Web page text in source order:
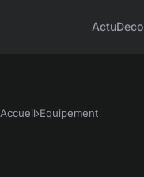
ActuDeco
Accueil›Equipement